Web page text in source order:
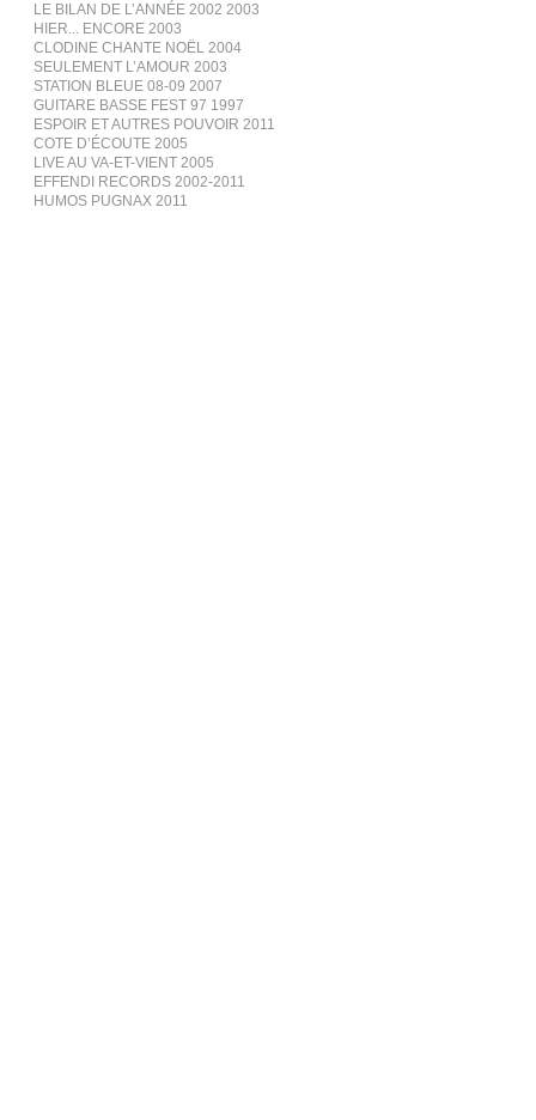
LE BILAN DE L’ANNÉE 2002 2003
HIER... ENCORE 2003
CLODINE CHANTE NOËL 2004
SEULEMENT L’AMOUR 2003
STATION BLEUE 08-09 2007
GUITARE BASSE FEST 97 1997
ESPOIR ET AUTRES POUVOIR 2011
COTE D’ÉCOUTE 2005
LIVE AU VA-ET-VIENT 2005
EFFENDI RECORDS 2002-2011
HUMOS PUGNAX 2011